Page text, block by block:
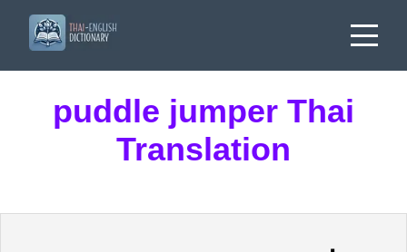
puddle jumper Thai
Translation